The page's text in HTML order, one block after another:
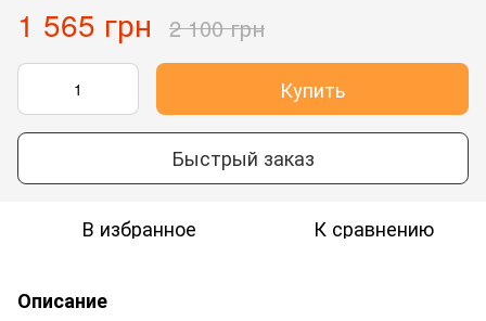
1 565 грн 2 100 грн
Купить
Быстрый заказ
В избранное К сравнению
Описание